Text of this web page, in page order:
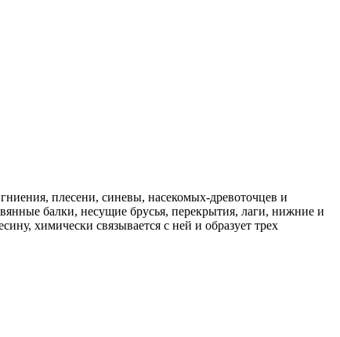
плесени, синевы, насекомых-древоточцев и
балки, несущие брусья, перекрытия, лаги, нижние и
химически связывается с ней и образует трех